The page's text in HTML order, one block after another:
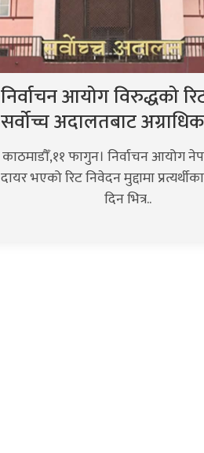
निर्वाचन आयोग विरुद्धको
सर्वोच्च अदालतबाट
काठमाडौँ,११ फागुन। निर्वाचन आयोग
दायर भएको रिट निवेदन मुद्दामा
दिन भित्र..